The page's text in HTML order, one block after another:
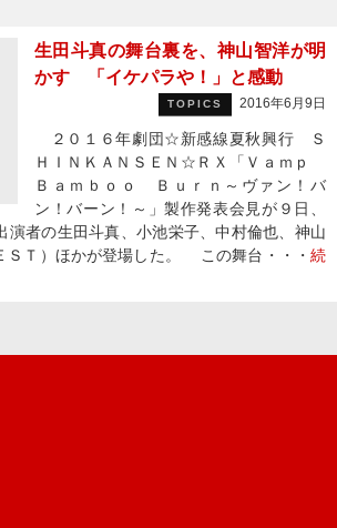
生田斗真の舞台裏を、神山智洋が明
かす 「イケパラや！」と感動
TOPICS 2016年6月9日
２０１６年劇団☆新感線夏秋興行 Ｓ
ＨＩＮＫＡＮＳＥＮ☆ＲＸ「Ｖａｍｐ
Ｂａｍｂｏｏ Ｂｕｒｎ～ヴァン！バ
ン！バーン！～」製作発表会見が９日、
演者の生田斗真、小池栄子、中村倫也、神山
ＳＴ）ほかが登場した。 この舞台・・・ 続